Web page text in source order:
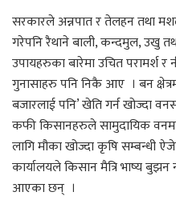
सरकारले अन्नपात र तेलहन तथा
गरेपनि रैथाने बाली, कन्दमुल, उखु
उपायहरुका बारेमा उचित परामर्श
गुनासाहरु पनि निकै आए । बन
बजारलाई पनि’ खेति गर्न खोज्दा
कफी किसानहरुले सामुदायिक
लागि मौका खोज्दा कृषि सम्बन्धी
कार्यालयले किसान मैत्रि भाष्य
आएका छन् ।